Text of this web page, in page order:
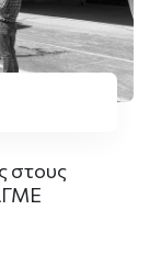
στους